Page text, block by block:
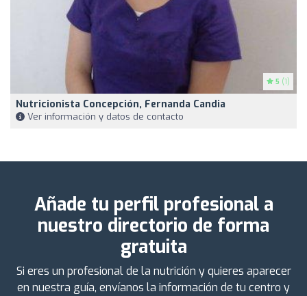
5 (1)
Nutricionista Concepción, Fernanda Candia
Ver información y datos de contacto
Añade tu perfil profesional a
nuestro directorio de forma
gratuita
Si eres un profesional de la nutrición y quieres aparecer
en nuestra guía, envíanos la información de tu centro y